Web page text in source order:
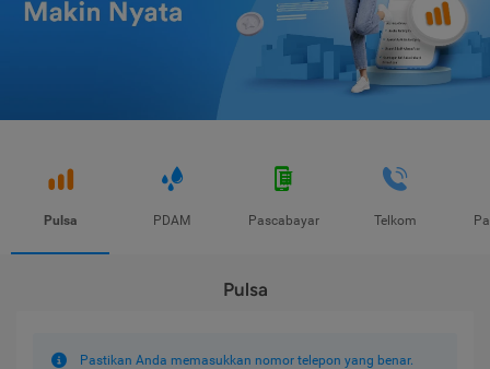
Pulsa PDAM Pascabayar Telkom
Pulsa
Pastikan Anda memasukkan nomor telepon yang benar.